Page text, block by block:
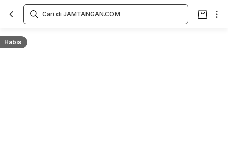
Habis
Overview